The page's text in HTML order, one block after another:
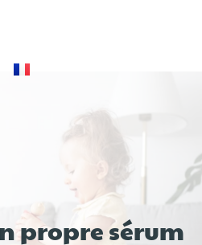
propre sérum